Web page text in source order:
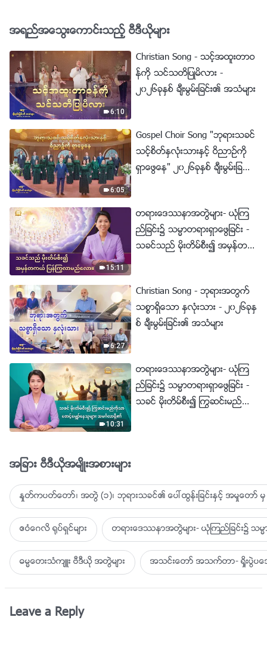
အရည္အေသြးေကာင္းသည့္ ဗီဒီယိုမ်ား
6:10
Christian Song - သင့္အထူးတာဝ
န္ကို သင္သတိျပဳမိလား -
၂၀၂၆ခုႏွစ္ ခ်ီးမြမ္းျခင္း၏ အသံမ်ား
6:05
Gospel Choir Song "ဘုရားသခင္
သင့္စိတ္ႏွလုံးသားႏွင့္ ဝိညာဥ္ကို
ရွာေဖြေန" ၂၀၂၆ခုႏွစ္ ခ်ီးမြမ္းျခ
15:11
တရားေဒႆနာအတြဲမ်ား- ယုံၾက
ည္ျခင္း၌ သမၼာတရားရွာေဖြျခင္း -
သခင္သည္ မိုးတိမ္စီး၍ အမွန္တက
6:27
Christian Song - ဘုရားအတြက္
သစၥာရွိေသာ ႏွလုံးသား - ၂၀၂၆ခုႏွ
စ္ ခ်ီးမြမ္းျခင္း၏ အသံမ်ား
10:31
တရားေဒႆနာအတြဲမ်ား- ယုံၾက
ည္ျခင္း၌ သမၼာတရားရွာေဖြျခင္း -
သခင္ မိုးတိမ္စီး၍ ႂကြဆင္းမည္ကို
အျခား ဗီဒီယိုအမ်ိဳးအစားမ်ား
ႏႈတ္ကပတ္ေတာ္၊ အတြဲ (၁)၊ ဘုရားသခင္၏ ေပၚထြန္းျခင္းႏွင့္ အမႈေတာ္ မွ
ဧဝံေဂလိ ႐ုပ္ရွင္မ်ား တရားေဒႆနာအတြဲမ်ား- ယုံၾကည္ျခင္း၌ သမၼာတ
ဓမၼေတးသံက်ဴး ဗီဒီယို အတြဲမ်ား အသင္းေတာ္ အသက္တာ- ရႈိးပြဲ
Leave a Reply